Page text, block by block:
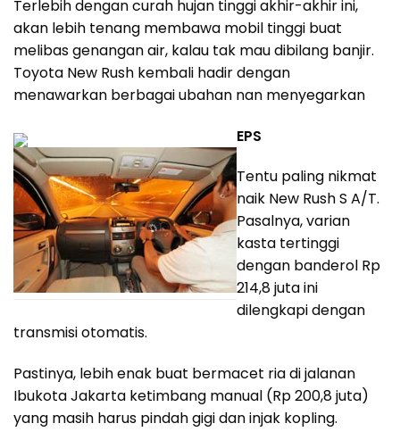
Terlebih dengan curah hujan tinggi akhir-akhir ini,
akan lebih tenang membawa mobil tinggi buat
melibas genangan air, kalau tak mau dibilang banjir.
Toyota New Rush kembali hadir dengan
menawarkan berbagai ubahan nan menyegarkan
EPS
Tentu paling nikmat
naik New Rush S A/T.
Pasalnya, varian
kasta tertinggi
dengan banderol Rp
214,8 juta ini
dilengkapi dengan
transmisi otomatis.
Pastinya, lebih enak buat bermacet ria di jalanan
Ibukota Jakarta ketimbang manual (Rp 200,8 juta)
yang masih harus pindah gigi dan injak kopling.